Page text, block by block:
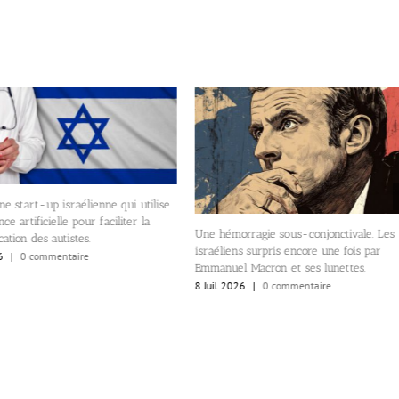
start-up israélienne qui utilise
artificielle pour faciliter la
des autistes.
| 0 commentaire
Une hémorragie sous-conjonctivale. Les
israéliens surpris encore une fois par
Emmanuel Macron et ses lunettes.
8 Juil 2026 | 0 commentaire